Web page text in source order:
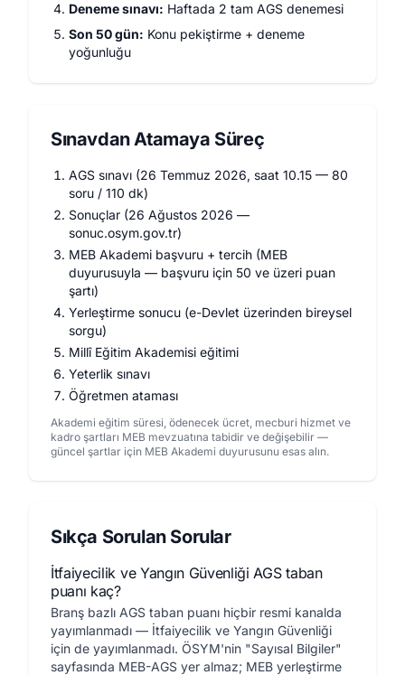
Deneme sınavı: Haftada 2 tam AGS denemesi
Son 50 gün: Konu pekiştirme + deneme
yoğunluğu
Sınavdan Atamaya Süreç
AGS sınavı (26 Temmuz 2026, saat 10.15 — 80
soru / 110 dk)
Sonuçlar (26 Ağustos 2026 —
sonuc.osym.gov.tr)
MEB Akademi başvuru + tercih (MEB
duyurusuyla — başvuru için 50 ve üzeri puan
şartı)
Yerleştirme sonucu (e-Devlet üzerinden bireysel
sorgu)
Millî Eğitim Akademisi eğitimi
Yeterlik sınavı
Öğretmen ataması
Akademi eğitim süresi, ödenecek ücret, mecburi hizmet ve
kadro şartları MEB mevzuatına tabidir ve değişebilir —
güncel şartlar için MEB Akademi duyurusunu esas alın.
Sıkça Sorulan Sorular
İtfaiyecilik ve Yangın Güvenliği AGS taban
puanı kaç?
Branş bazlı AGS taban puanı hiçbir resmi kanalda
yayımlanmadı — İtfaiyecilik ve Yangın Güvenliği
için de yayımlanmadı. ÖSYM'nin "Sayısal Bilgiler"
sayfasında MEB-AGS yer almaz; MEB yerleştirme